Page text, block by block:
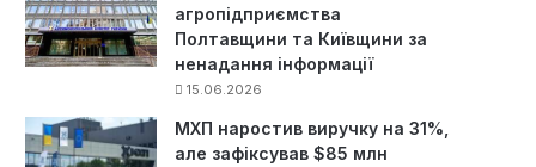
агропідприємства
Полтавщини та Київщини за
ненадання інформації
15.06.2026
МХП наростив виручку на 31%,
але зафіксував $85 млн